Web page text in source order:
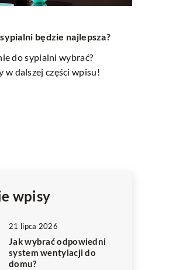
najlepsza?
wpisu!
24 czerwca 2024
Jak wybrać
sufitowe do każdego
wpisy
21 lipca 2026
Jak wybrać odpowiedni
system wentylacji do
domu?